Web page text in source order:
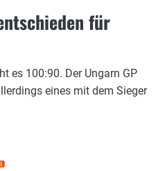
für
es 100:90. Der Ungarn GP
eines mit dem Sieger